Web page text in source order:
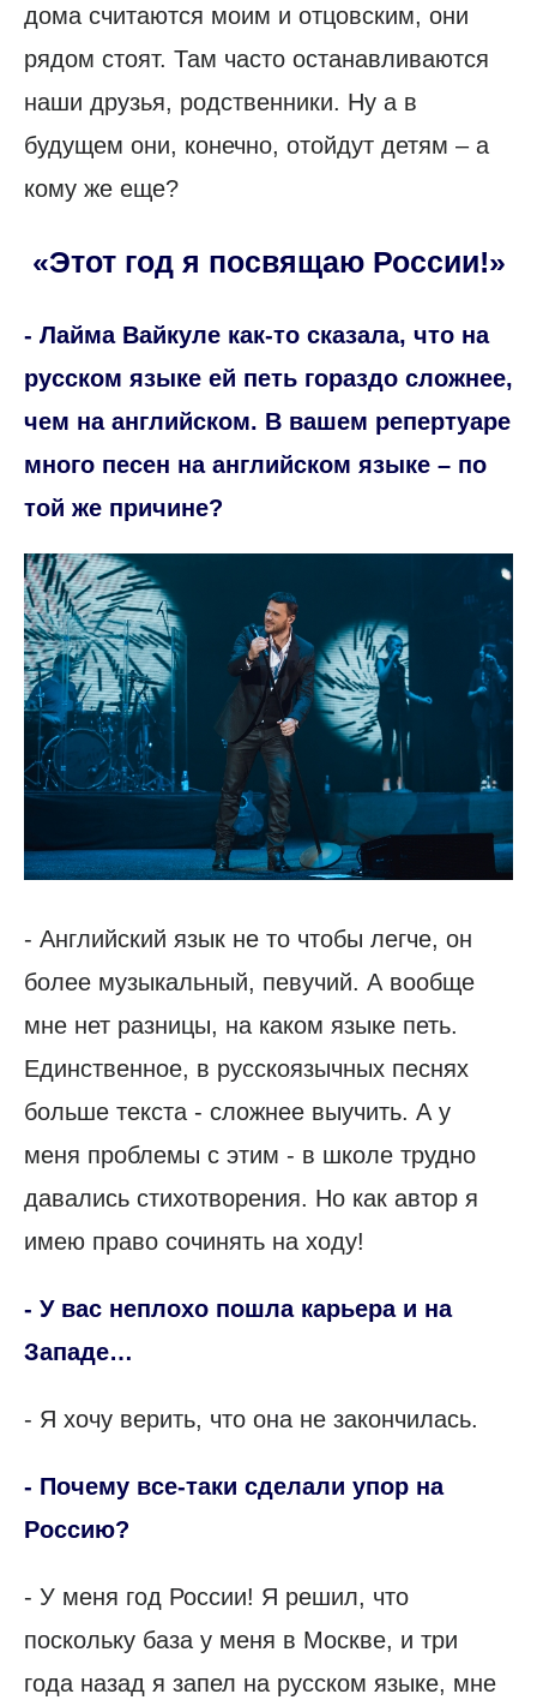
дома считаются моим и отцовским, они
рядом стоят. Там часто останавливаются
наши друзья, родственники. Ну а в
будущем они, конечно, отойдут детям – а
кому же еще?
«Этот год я посвящаю России!»
- Лайма Вайкуле как-то сказала, что на
русском языке ей петь гораздо сложнее,
чем на английском. В вашем репертуаре
много песен на английском языке – по
той же причине?
- Английский язык не то чтобы легче, он
более музыкальный, певучий. А вообще
мне нет разницы, на каком языке петь.
Единственное, в русскоязычных песнях
больше текста - сложнее выучить. А у
меня проблемы с этим - в школе трудно
давались стихотворения. Но как автор я
имею право сочинять на ходу!
- У вас неплохо пошла карьера и на
Западе…
- Я хочу верить, что она не закончилась.
- Почему все-таки сделали упор на
Россию?
- У меня год России! Я решил, что
поскольку база у меня в Москве, и три
года назад я запел на русском языке, мне